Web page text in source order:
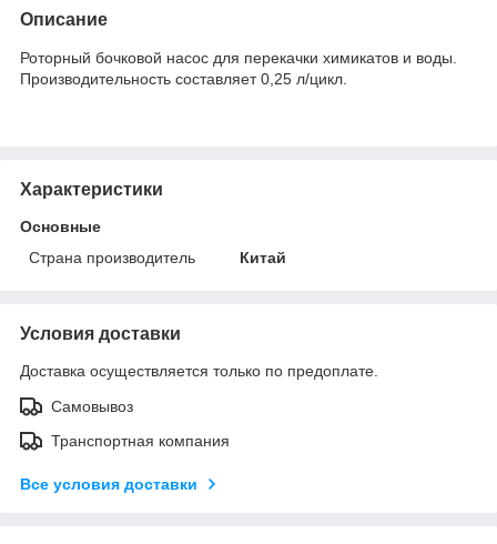
Описание
Роторный бочковой насос для перекачки химикатов и воды.
Производительность составляет 0,25 л/цикл.
Характеристики
Основные
Страна производитель
Китай
Условия доставки
Доставка осуществляется только по предоплате.
Самовывоз
Транспортная компания
Все условия доставки